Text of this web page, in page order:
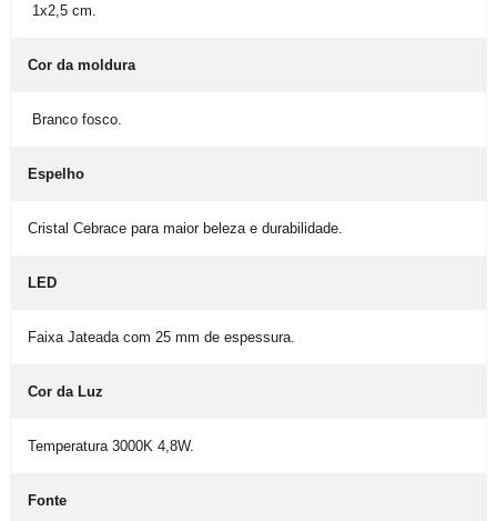
1x2,5 cm.
Cor da moldura
Branco fosco.
Espelho
Cristal Cebrace para maior beleza e durabilidade.
LED
Faixa Jateada com 25 mm de espessura.
Cor da Luz
Temperatura 3000K 4,8W.
Fonte